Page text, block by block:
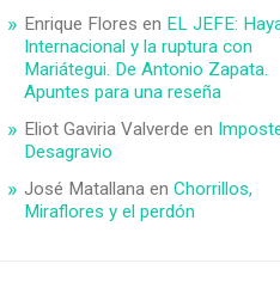
Enrique Flores en EL JEFE:
Internacional y la ruptura con
Mariátegui. De Antonio Zapata.
Apuntes para una reseña
Eliot Gaviria Valverde en
Desagravio
José Matallana enChorrillos,
Miraflores y el perdón